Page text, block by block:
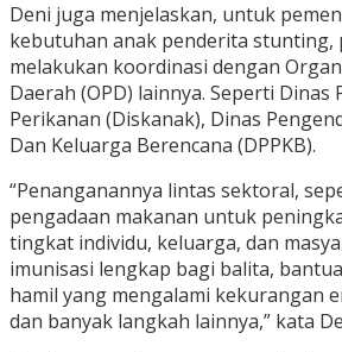
Deni juga menjelaskan, untuk
kebutuhan anak penderita stunting,
melakukan koordinasi dengan
Daerah (OPD) lainnya. Seperti Dinas
Perikanan (Diskanak), Dinas
Dan Keluarga Berencana (DPPKB).
“Penanganannya lintas sektoral,
pengadaan makanan untuk
tingkat individu, keluarga, dan
imunisasi lengkap bagi balita,
hamil yang mengalami kekurangan
dan banyak langkah lainnya,” kata